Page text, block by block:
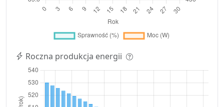
Roczna produkcja energii